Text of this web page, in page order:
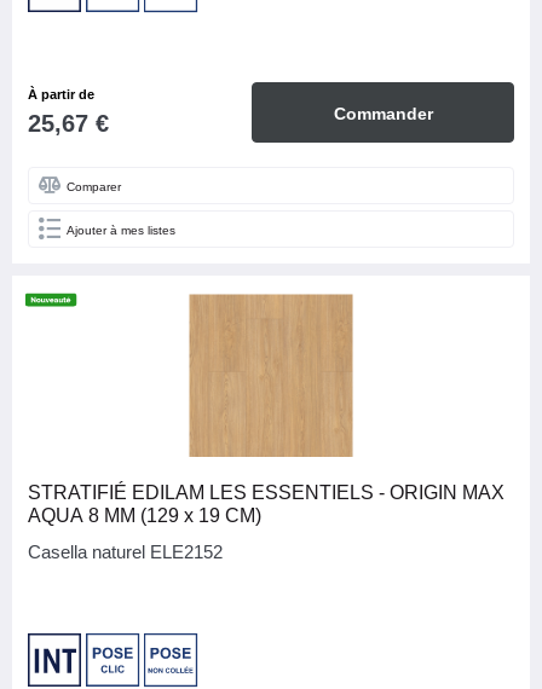
À partir de
25,67 € Commander
Comparer
Ajouter à mes listes
STRATIFIÉ EDILAM LES ESSENTIELS - ORIGIN MAX
AQUA 8 MM (129 x 19 CM)
Casella naturel ELE2152